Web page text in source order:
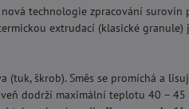
technologie zpracování surovin
extrudací (klasické granule)
škrob). Směs se promíchá a
dodrží maximální teplotu 40 – 45